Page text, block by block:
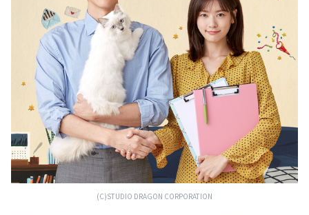
(C)STUDIO DRAGON CORPORATION